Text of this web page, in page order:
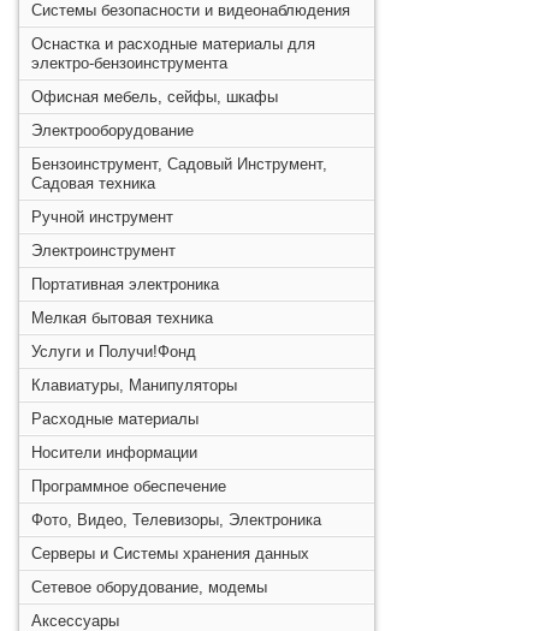
Системы безопасности и видеонаблюдения
Оснастка и расходные материалы для
электро-бензоинструмента
Офисная мебель, сейфы, шкафы
Электрооборудование
Бензоинструмент, Садовый Инструмент,
Садовая техника
Ручной инструмент
Электроинструмент
Портативная электроника
Мелкая бытовая техника
Услуги и Получи!Фонд
Клавиатуры, Манипуляторы
Расходные материалы
Носители информации
Программное обеспечение
Фото, Видео, Телевизоры, Электроника
Серверы и Системы хранения данных
Сетевое оборудование, модемы
Аксессуары